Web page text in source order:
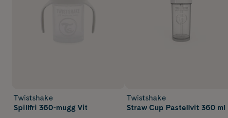
Twistshake
Spillfri 360-mugg Vit
Twistshake
Straw Cup Pastellvit 360 ml